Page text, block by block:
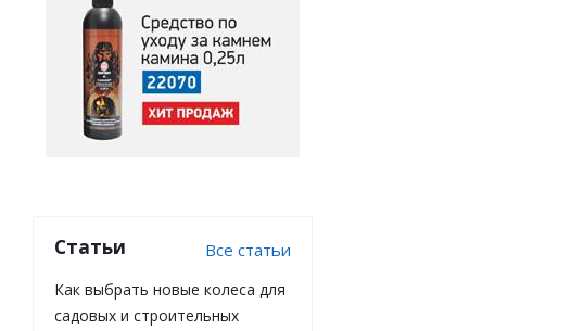
Статьи Все статьи
Как выбрать новые колеса для
садовых и строительных